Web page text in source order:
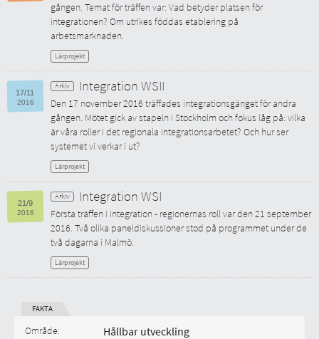
gången. Temat för träffen var: Vad betyder platsen för
integrationen? Om utrikes föddas etablering på
arbetsmarknaden.
Lärprojekt
17/11
2016
Integration WSII
Den 17 november 2016 träffades integrationsgänget för andra
gången. Mötet gick av stapeln i Stockholm och fokus låg på: vilka
är våra roller i det regionala integrationsarbetet? Och hur ser
systemet vi verkar i ut?
Lärprojekt
21/9
2016
Integration WSI
Första träffen i integration - regionernas roll var den 21 september
2016. Två olika paneldiskussioner stod på programmet under de
två dagarna i Malmö.
Lärprojekt
FAKTA
Start-datum:
Område: Hållbar utveckling